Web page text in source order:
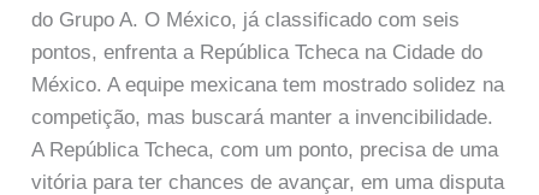
do Grupo A. O México, já classificado com seis
pontos, enfrenta a República Tcheca na Cidade do
México. A equipe mexicana tem mostrado solidez na
competição, mas buscará manter a invencibilidade.
A República Tcheca, com um ponto, precisa de uma
vitória para ter chances de avançar, em uma disputa